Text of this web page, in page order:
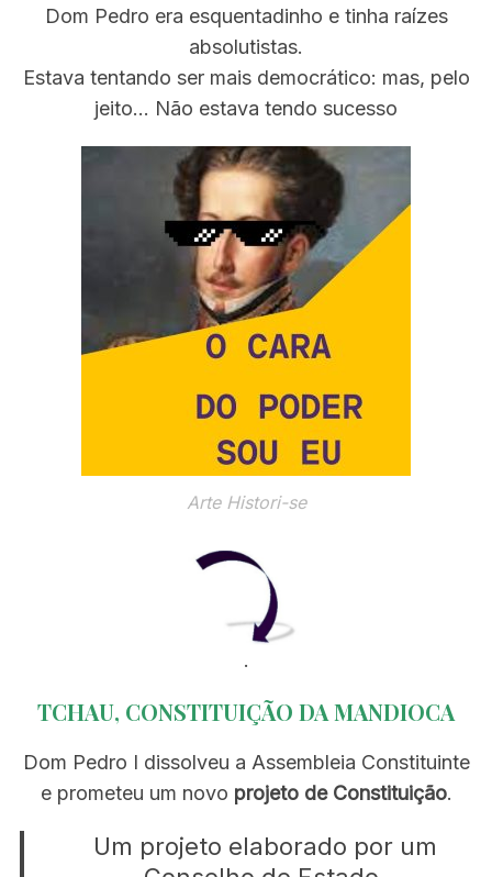
Dom Pedro era esquentadinho e tinha raízes
absolutistas.
Estava tentando ser mais democrático: mas, pelo
jeito… Não estava tendo sucesso
Arte Histori-se
.
TCHAU, CONSTITUIÇÃO DA MANDIOCA
Dom Pedro I dissolveu a Assembleia Constituinte
e prometeu um novo projeto de Constituição.
Um projeto elaborado por um
r